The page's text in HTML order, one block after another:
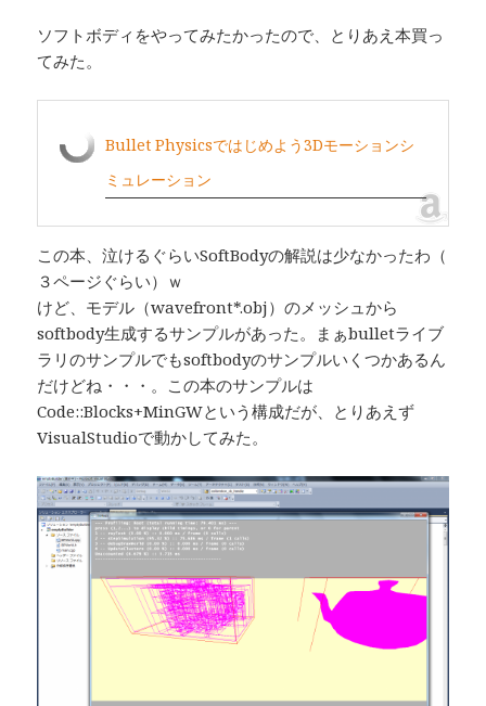
ソフトボディをやってみたかったので、とりあえ本買っ
てみた。
Bullet Physicsではじめよう3Dモーションシ
ミュレーション
この本、泣けるぐらいSoftBodyの解説は少なかったわ（
３ページぐらい）ｗ
けど、モデル（wavefront*.obj）のメッシュから
softbody生成するサンプルがあった。まぁbulletライブ
ラリのサンプルでもsoftbodyのサンプルいくつかあるん
だけどね・・・。この本のサンプルは
Code::Blocks+MinGWという構成だが、とりあえず
VisualStudioで動かしてみた。